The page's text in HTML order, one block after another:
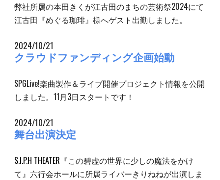
弊社所属の本田きくが江古田のまちの芸術祭2024にて
江古田『めぐる珈琲』様へゲスト出勤しました。
2024/10/21
クラウドファンディング企画始動
SPGLive!楽曲製作＆ライブ開催プロジェクト情報を公開
しました。11月3日スタートです！
2024/10/21
舞台出演決定
S.I.P.H THEATER 『この碧虚の世界に少しの魔法をかけ
て』六行会ホールに所属ライバーきりねねが出演しま